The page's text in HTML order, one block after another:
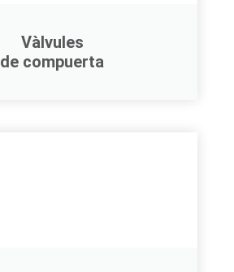
Vàlvules
de compuerta